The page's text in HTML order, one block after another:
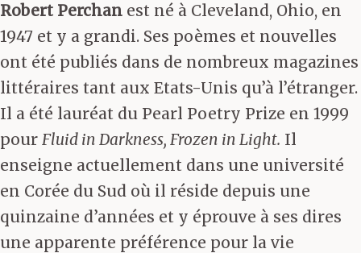
Robert Perchan est né à Cleveland, Ohio, en
1947 et y a grandi. Ses poèmes et nouvelles
ont été publiés dans de nombreux magazines
littéraires tant aux Etats-Unis qu’à l’étranger.
Il a été lauréat du Pearl Poetry Prize en 1999
pour Fluid in Darkness, Frozen in Light. Il
enseigne actuellement dans une université
en Corée du Sud où il réside depuis une
quinzaine d’années et y éprouve à ses dires
une apparente préférence pour la vie